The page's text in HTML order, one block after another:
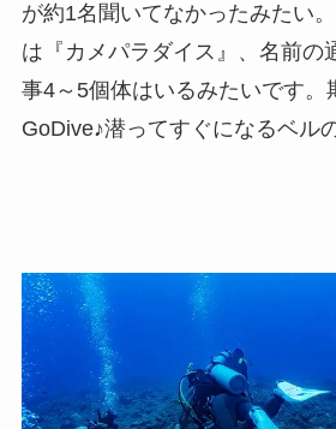
が約1名聞いてなかったみたい
は『カメパラダイス』、名前の
事4～5個体はいるみたいです。
GoDive♪潜ってすぐになるベル